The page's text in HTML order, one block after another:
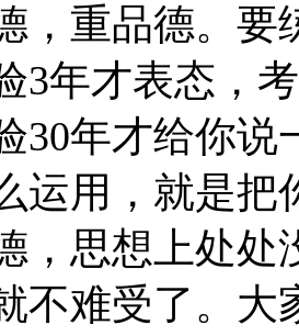
，重品德。要
3年才表态，
30年才给你说
运用，就是把
，思想上处处
不难受了。